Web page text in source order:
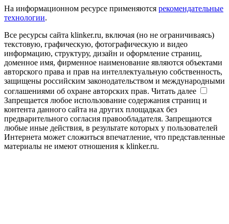
На информационном ресурсе применяются рекомендательные
технологии.
Все ресурсы сайта klinker.ru, включая (но не ограничиваясь)
текстовую, графическую, фотографическую и видео
информацию, структуру, дизайн и оформление страниц,
доменное имя, фирменное наименование являются объектами
авторского права и прав на интеллектуальную собственность,
защищены российским законодательством и международными
соглашениями об охране авторских прав. Читать далее
Запрещается любое использование содержания страниц и
контента данного сайта на других площадках без
предварительного согласия правообладателя. Запрещаются
любые иные действия, в результате которых у пользователей
Интернета может сложиться впечатление, что представленные
материалы не имеют отношения к klinker.ru.